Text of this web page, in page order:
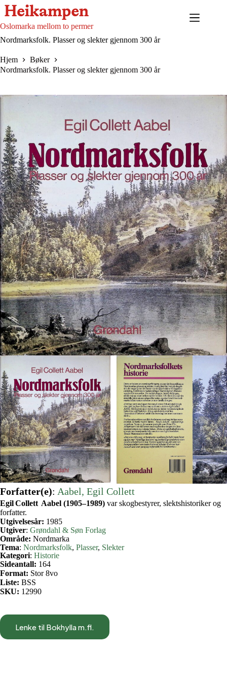
Hopp
til
innholdet
Oslomarka mellom to permer
Nordmarksfolk. Plasser og slekter gjennom 300 år
Hjem
Bøker
Nordmarksfolk. Plasser og slekter gjennom 300 år
Forfatter(e): Aabel, Egil Collett
Egil Collett Aabel (1905–1989) var skogbestyrer, slektshistoriker og
forfatter.
Utgivelsesår: 1985
Utgiver: Grøndahl & Søn Forlag
Område: Nordmarka
Tema: Nordmarksfolk, Plasser, Slekter
Kategori: Historie
Sideantall: 164
Format: Stor 8vo
Liste: BSS
SKU: 12990
Lenke til Bokhylla m.fl.